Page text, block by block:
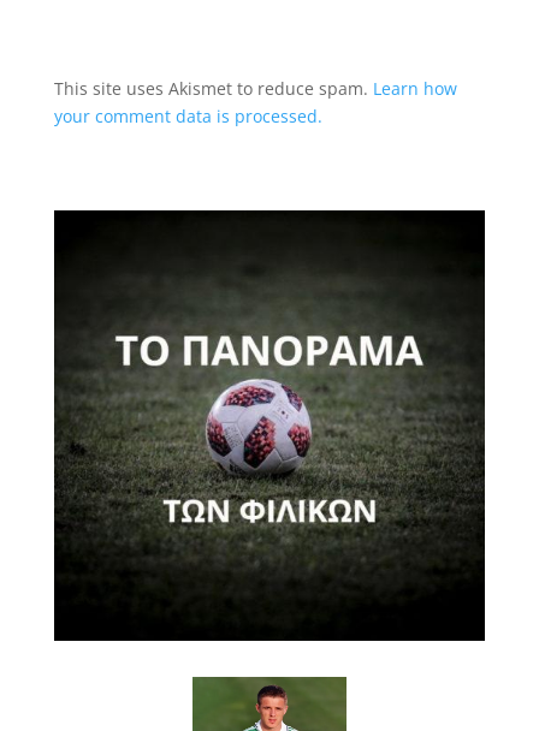
This site uses Akismet to reduce spam. Learn how
your comment data is processed.